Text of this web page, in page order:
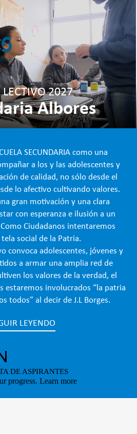
LECTIVO 2027
Albores
SECUNDARIA como una
a los y las adolescentes y
de calidad, no sólo desde el
lo afectivo cultivando valores.
gran motivación y una clara
con esperanza e ilusión a un
Ciudadanos intentaremos
social de la Patria.
convoca adolescentes, jóvenes y
a armar una amplia red de
los valores de la verdad, el
estaremos involucrados “la patria
todos” al decir de J.L Borges.
LEYENDO